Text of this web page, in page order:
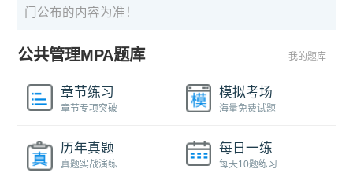
门公布的内容为准！
公共管理MPA题库 我的题库
章节练习
章节专项突破
模拟考场
海量免费试题
历年真题
真题实战演练
每日一练
每天10题练习